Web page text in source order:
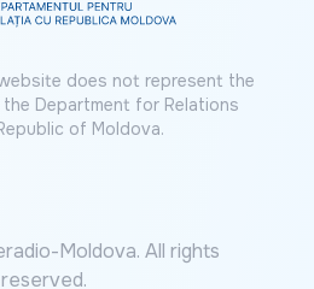
does not represent the
Department for Relations
of Moldova.
Moldova. All rights
reserved.